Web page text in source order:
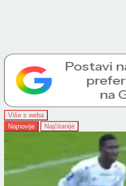
Više s weba
Najnovije
Najčitanije